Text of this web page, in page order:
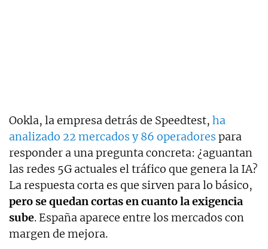
Ookla, la empresa detrás de Speedtest, ha
analizado 22 mercados y 86 operadores para
responder a una pregunta concreta: ¿aguantan
las redes 5G actuales el tráfico que genera la IA?
La respuesta corta es que sirven para lo básico,
pero se quedan cortas en cuanto la exigencia
sube. España aparece entre los mercados con
margen de mejora.